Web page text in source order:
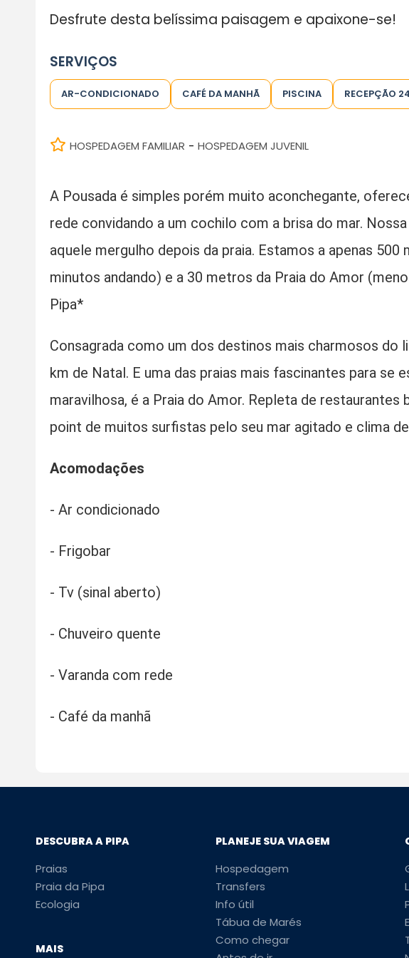
​Desfrute desta belíssima paisagem e apaixone-se!
SERVIÇOS
AR-CONDICIONADO CAFÉ DA MANHÃ PISCINA RECEPÇÃO
HOSPEDAGEM FAMILIAR - HOSPEDAGEM JUVENIL
A Pousada é simples porém muito aconchegante,
rede convidando a um cochilo com a brisa do mar.
aquele mergulho depois da praia. Estamos a apenas
minutos andando) e a 30 metros da Praia do Amor
Pipa*
Consagrada como um dos destinos mais charmosos do
km de Natal. E uma das praias mais fascinantes para se
maravilhosa, é a Praia do Amor. Repleta de restaurantes
point de muitos surfistas pelo seu mar agitado e clima
Acomodações
- Ar condicionado
- ​Frigobar
- ​Tv (sinal aberto)
- Chuveiro quente
- Varanda com rede
- Café da manhã
DESCUBRA A PIPA
Praias
Praia da Pipa
Ecologia
MAIS
PLANEJE SUA VIAGEM
Hospedagem
Transfers
Info útil
Tábua de Marés
Como chegar